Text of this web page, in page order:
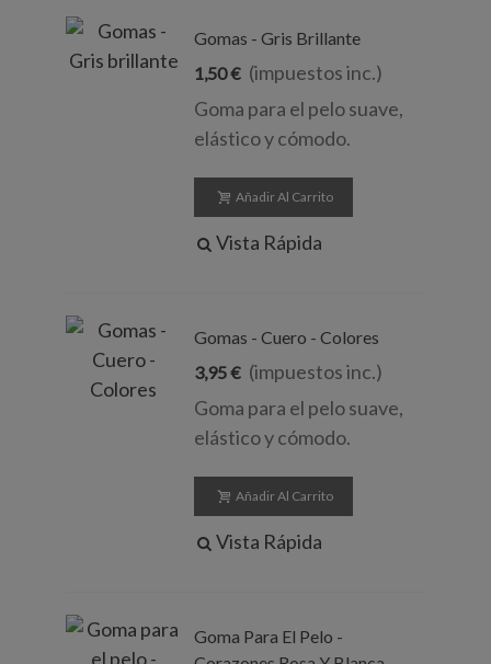
Gomas - Gris Brillante
1,50 € (impuestos inc.)
Goma para el pelo suave,
elástico y cómodo.
Añadir Al Carrito
Vista Rápida
Gomas - Cuero - Colores
3,95 € (impuestos inc.)
Goma para el pelo suave,
elástico y cómodo.
Añadir Al Carrito
Vista Rápida
Goma Para El Pelo -